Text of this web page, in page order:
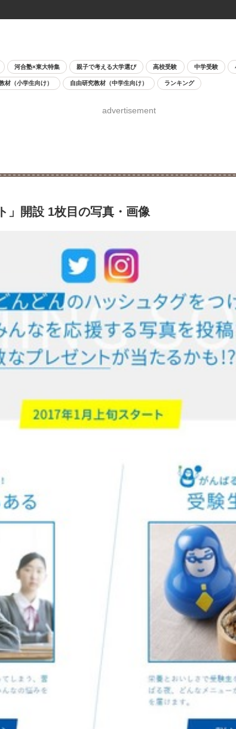
河合塾×東大特集 親子で考える大学選び 高校受験 中学受験
材（小学生向け） 自由研究教材（中学生向け） ランキング
advertisement
」開設 1枚目の写真・画像